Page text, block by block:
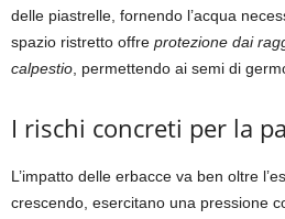
delle piastrelle, fornendo l’acqua
spazio ristretto offre protezione dai
calpestio , permettendo ai semi di
I rischi concreti per la
L’impatto delle erbacce va ben oltre
crescendo, esercitano una pressione